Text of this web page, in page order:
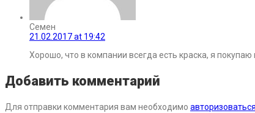
Семен
21.02.2017 at 19:42
Хорошо, что в компании всегда есть краска, я
Добавить комментарий
Для отправки комментария вам необходимо авторизоваться